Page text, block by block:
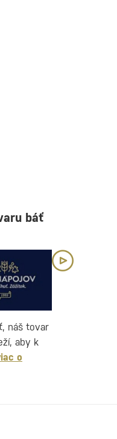
báť
náš tovar
aby k
o